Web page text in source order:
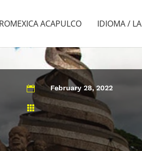
ACAPULCO IDIOMA /
 February 28, 2022
